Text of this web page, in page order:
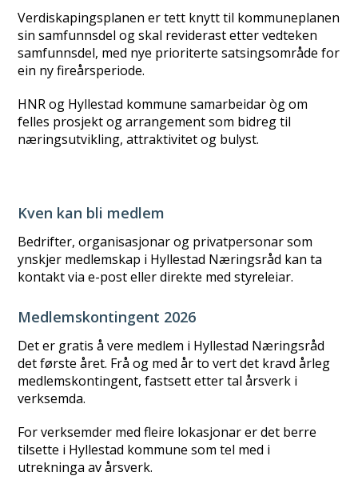
Verdiskapingsplanen er tett knytt til kommuneplanen
sin samfunnsdel og skal reviderast etter vedteken
samfunnsdel, med nye prioriterte satsingsområde for
ein ny fireårsperiode.
HNR og Hyllestad kommune samarbeidar òg om
felles prosjekt og arrangement som bidreg til
næringsutvikling, attraktivitet og bulyst.
Kven kan bli medlem
​Bedrifter, organisasjonar og privatpersonar som
ynskjer medlemskap i Hyllestad Næringsråd kan ta
kontakt via e-post eller direkte med styreleiar.
Medlemskontingent 2026
Det er gratis å vere medlem i Hyllestad Næringsråd
det første året. Frå og med år to vert det kravd årleg
medlemskontingent, fastsett etter tal årsverk i
verksemda.
For verksemder med fleire lokasjonar er det berre
tilsette i Hyllestad kommune som tel med i
utrekninga av årsverk.